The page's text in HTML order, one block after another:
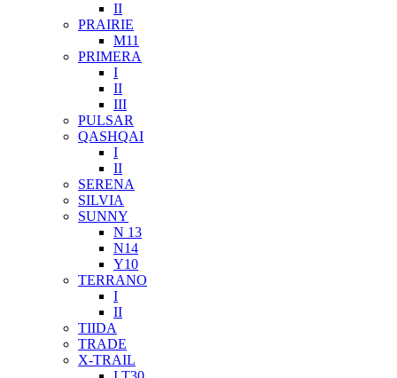
II
PRAIRIE
M11
PRIMERA
I
II
III
PULSAR
QASHQAI
I
II
SERENA
SILVIA
SUNNY
N 13
N14
Y10
TERRANO
I
II
TIIDA
TRADE
X-TRAIL